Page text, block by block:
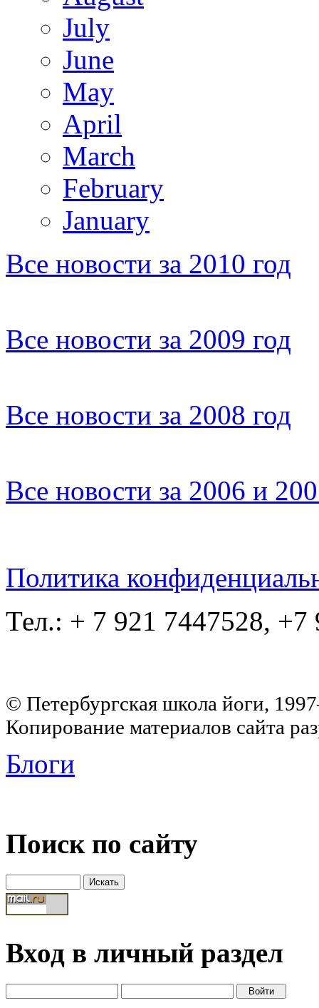
July
June
May
April
March
February
January
Все новости за 2010 год
Все новости за 2009 год
Все новости за 2008 год
Все новости за 2006 и
Политика
Тел.: + 7 921 7447528, +7
© Петербургская школа йоги,
Копирование материалов сайта
Блоги
Поиск по сайту
Вход в личный раздел